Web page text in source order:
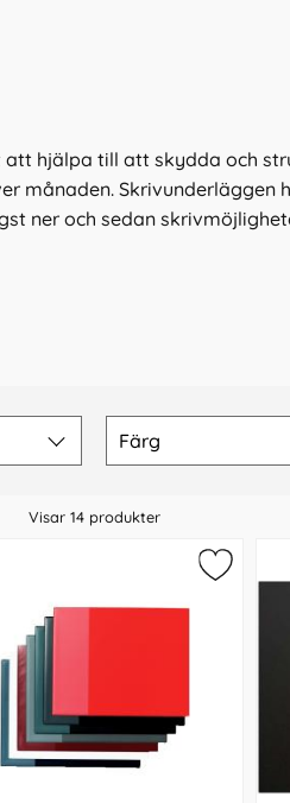
hjälpa till att skydda och
månaden.
ner och sedan
Färg
Visar 14produkter